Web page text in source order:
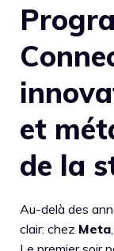
et
de la
Au-delà des
clair: chez Meta